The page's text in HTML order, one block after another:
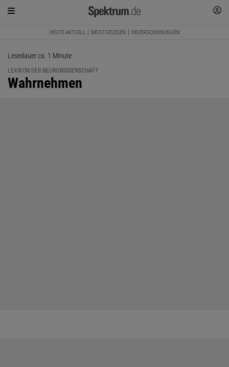
HEUTE AKTUELL MEISTGELESEN NEUERSCHEINUNGEN
Lesedauer ca. 1 Minute
LEXIKON DER NEUROWISSENSCHAFT
:
Wahrnehmen